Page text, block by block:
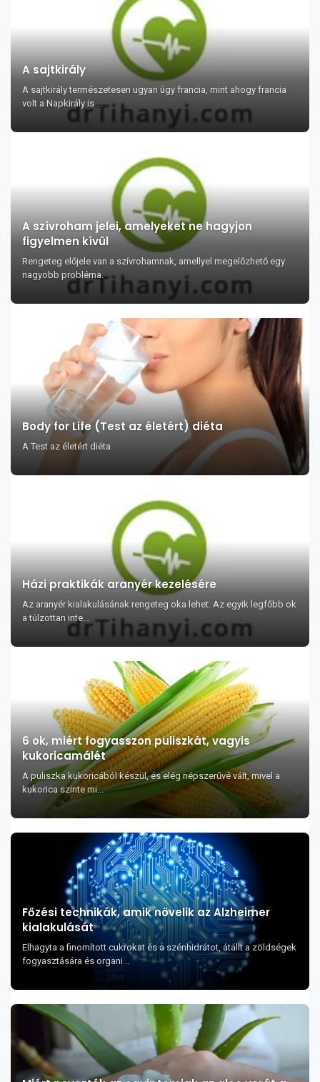
A sajtkirály
A sajtkirály természetesen ugyan úgy francia, mint ahogy francia
volt a Napkirály is ...
A szívroham jelei, amelyeket ne hagyjon
figyelmen kívül
Rengeteg előjele van a szívrohamnak, amellyel megelőzhető egy
nagyobb probléma.
Body for Life (Test az életért) diéta
A Test az életért diéta
Házi praktikák aranyér kezelésére
Az aranyér kialakulásának rengeteg oka lehet. Az egyik legfőbb ok
a túlzottan inte...
6 ok, miért fogyasszon puliszkát, vagyis
kukoricamálét
A puliszka kukoricából készül, és elég népszerűvé vált, mivel a
kukorica szinte mi...
Főzési technikák, amik növelik az Alzheimer
kialakulását
Elhagyta a finomított cukrokat és a szénhidrátot, átállt a zöldségek
fogyasztására és organi...